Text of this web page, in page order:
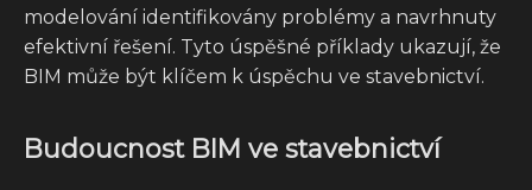
modelování identifikovány problémy a navrhnuty
efektivní řešení. Tyto úspěšné příklady ukazují, že
BIM může být klíčem k úspěchu ve stavebnictví.
Budoucnost BIM ve stavebnictví